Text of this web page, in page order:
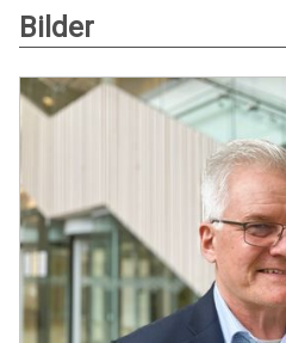
Bilder